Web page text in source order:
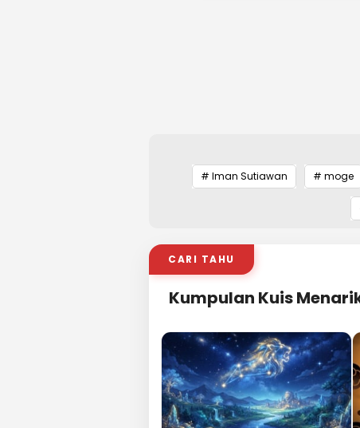
# Iman Sutiawan # moge
CARI TAHU
Kumpulan Kuis